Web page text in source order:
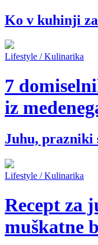
Ko v kuhinji
Lifestyle / Kulinarika
7
iz
Juhu, prazniki
Lifestyle / Kulinarika
Recept za
muškatne